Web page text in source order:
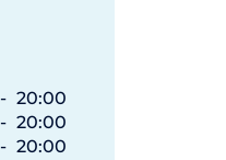
- 20:00
- 20:00
- 20:00